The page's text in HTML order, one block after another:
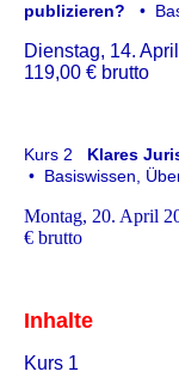
publizieren? •
Dienstag, 14.
119,00 € brutto
Kurs 2 Klares
• Basiswissen,
Montag, 20. April
€ brutto
Inhalte
Kurs 1